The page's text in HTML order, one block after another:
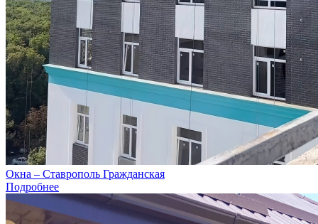
Окна – Ставрополь Гражданская
Подробнее